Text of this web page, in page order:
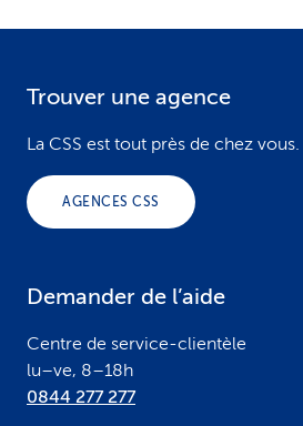
Trouver une agence
La CSS est tout près de chez vous.
AGENCES CSS
Demander de l’aide
Centre de service-clientèle
lu–ve, 8–18h
0844 277 277